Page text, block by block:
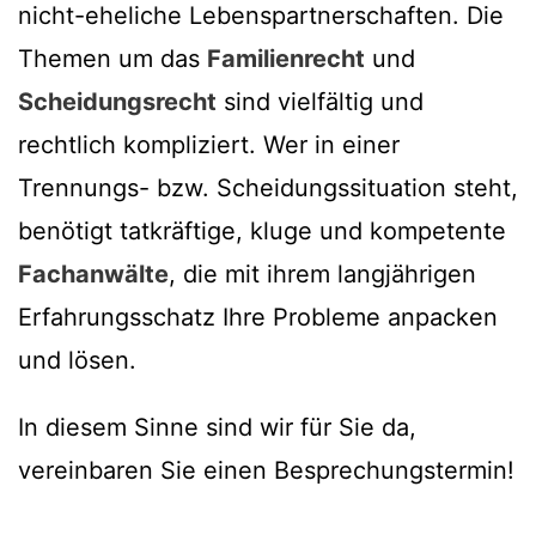
nicht-eheliche Lebenspartnerschaften. Die
Themen um das Familienrecht und
Scheidungsrecht sind vielfältig und
rechtlich kompliziert. Wer in einer
Trennungs- bzw. Scheidungssituation steht,
benötigt tatkräftige, kluge und kompetente
Fachanwälte, die mit ihrem langjährigen
Erfahrungsschatz Ihre Probleme anpacken
und lösen.
In diesem Sinne sind wir für Sie da,
vereinbaren Sie einen Besprechungstermin!